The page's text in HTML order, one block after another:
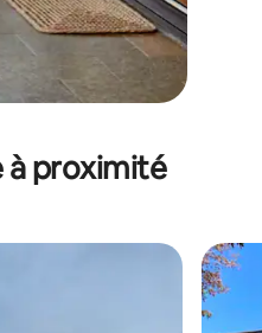
à proximité